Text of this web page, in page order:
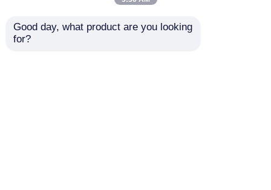
Good day, what product are you looking
for?